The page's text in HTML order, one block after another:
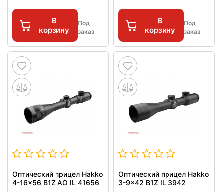
В
корзину
Под
заказ
В
корзину
Под
заказ
Оптический прицел Hakko
4-16x56 B1Z AO IL 41656
Оптический прицел Hakko
3-9x42 B1Z IL 3942